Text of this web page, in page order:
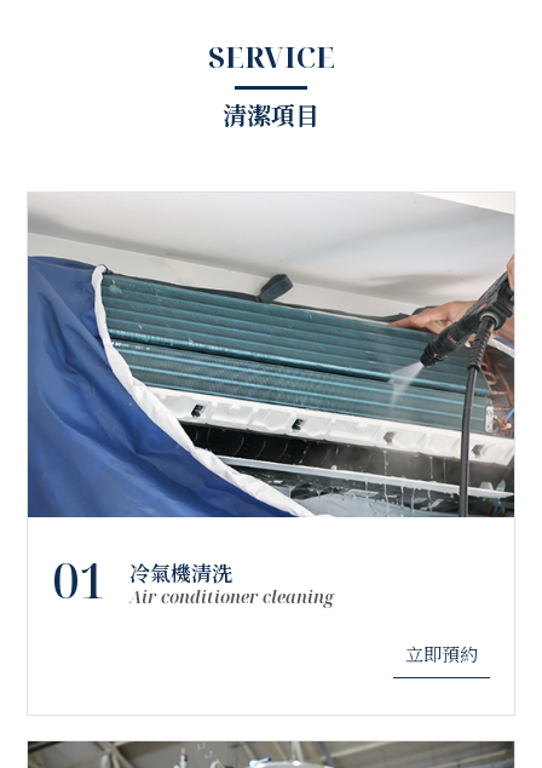
SERVICE
清潔項目
01 冷氣機清洗
Air conditioner cleaning
立即預約